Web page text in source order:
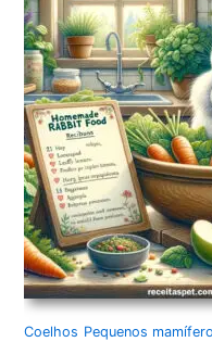
Coelhos Pequenos